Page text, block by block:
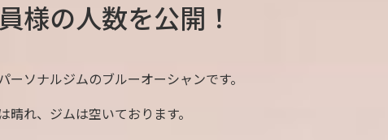
様の人数を公開！
ーソナルジムのブルーオーシャンです。
晴れ、ジムは空いております。